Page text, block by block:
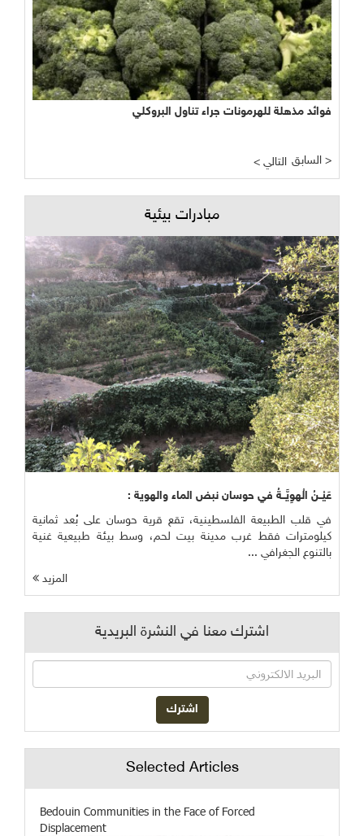
فوائد مذهلة للهرمونات جراء تناول البروكلي
< التالي السابق >
مبادرات بيئية
عَيْــنُ الْهوِيَّــةُ في حوسان نبض الماء والهوية :
في قلب الطبيعة الفلسطينية، تقع قرية حوسان على بُعد ثمانية
كيلومترات فقط غرب مدينة بيت لحم، وسط بيئة طبيعية غنية
بالتنوع الجغرافي ...
المزيد
اشترك معنا في النشرة البريدية
Selected Articles
Bedouin Communities in the Face of Forced
Displacement